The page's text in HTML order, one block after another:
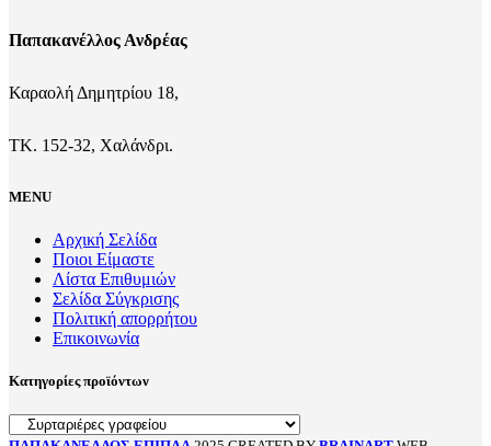
Παπακανέλλος Ανδρέας
Καραολή Δημητρίου 18,
ΤΚ. 152-32, Χαλάνδρι.
MENU
Αρχική Σελίδα
Ποιοι Είμαστε
Λίστα Επιθυμιών
Σελίδα Σύγκρισης
Πολιτική απορρήτου
Επικοινωνία
Κατηγορίες προϊόντων